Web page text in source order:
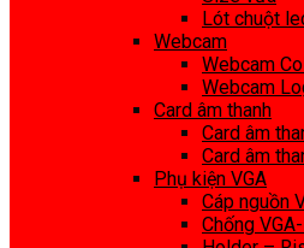
Lót chuột
Webcam
Webcam
Webcam
Card âm thanh
Card âm
Card âm
Phụ kiện VGA
Cáp nguồn
Chống